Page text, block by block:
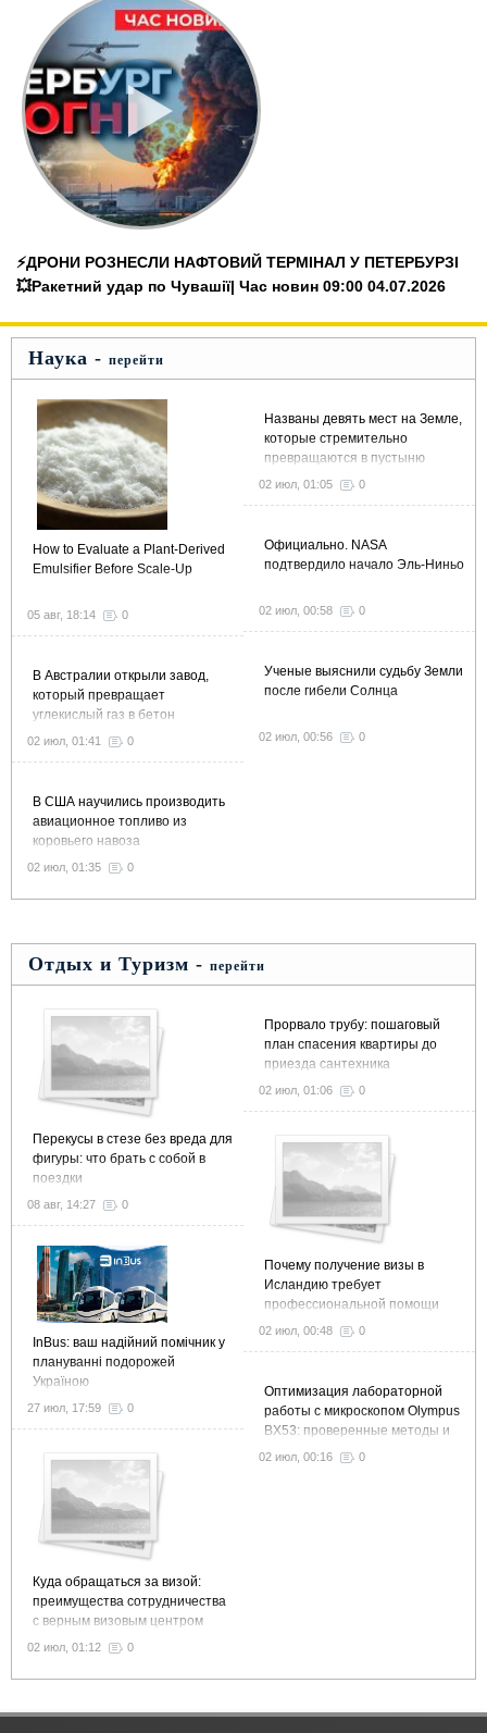
⚡️ДРОНИ РОЗНЕСЛИ НАФТОВИЙ ТЕРМІНАЛ У ПЕТЕРБУРЗІ
💥Ракетний удар по Чувашії| Час новин 09:00 04.07.2026
Наука - перейти
How to Evaluate a Plant-Derived
Emulsifier Before Scale-Up
05 авг, 18:14 0
В Австралии открыли завод,
который превращает
углекислый газ в бетон
02 июл, 01:41 0
В США научились производить
авиационное топливо из
коровьего навоза
02 июл, 01:35 0
Названы девять мест на Земле,
которые стремительно
превращаются в пустыню
02 июл, 01:05 0
Официально. NASA
подтвердило начало Эль-Ниньо
02 июл, 00:58 0
Ученые выяснили судьбу Земли
после гибели Солнца
02 июл, 00:56 0
Отдых и Туризм - перейти
Перекусы в стезе без вреда для
фигуры: что брать с собой в
поездки
08 авг, 14:27 0
InBus: ваш надійний помічник у
плануванні подорожей
Україною
27 июл, 17:59 0
Куда обращаться за визой:
преимущества сотрудничества
с верным визовым центром
02 июл, 01:12 0
Прорвало трубу: пошаговый
план спасения квартиры до
приезда сантехника
02 июл, 01:06 0
Почему получение визы в
Исландию требует
профессиональной помощи
02 июл, 00:48 0
Оптимизация лабораторной
работы с микроскопом Olympus
BX53: проверенные методы и
рекомендации
02 июл, 00:16 0